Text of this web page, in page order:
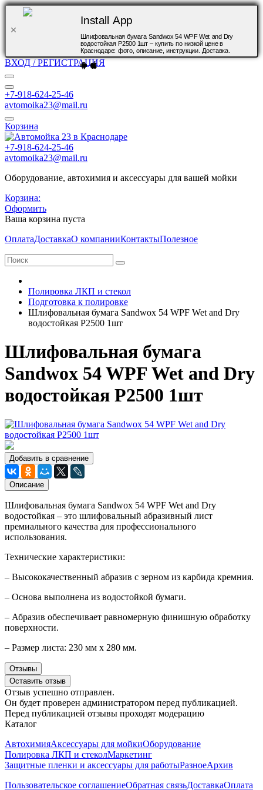
Install App
Шлифовальная бумага Sandwox 54 WPF Wet and Dry
водостойкая P2500 1шт – купить по низкой цене в
Краснодаре: фото, описание, инструкции. Доставка.
ВХОД / РЕГИСТРАЦИЯ
+7-918-624-25-46
avtomoika23@mail.ru
Корзина
+7-918-624-25-46
avtomoika23@mail.ru
Оборудование, автохимия и аксессуары для вашей мойки
Корзина:
Оформить
Ваша корзина пуста
ОплатаДоставкаО компанииКонтактыПолезное
Полировка ЛКП и стекол
Подготовка к полировке
Шлифовальная бумага Sandwox 54 WPF Wet and Dry
водостойкая P2500 1шт
Шлифовальная бумага
Sandwox 54 WPF Wet and Dry
водостойкая P2500 1шт
Добавить в сравнение
Описание
Шлифовальная бумага Sandwox 54 WPF Wet and Dry
водостойкая – это шлифовальный абразивный лист
премиального качества для профессионального
использования.
Технические характеристики:
– Высококачественный абразив с зерном из карбида кремния.
– Основа выполнена из водостойкой бумаги.
– Абразив обеспечивает равномерную финишную обработку
поверхности.
– Размер листа: 230 мм x 280 мм.
Отзывы
Оставить отзыв
Отзыв успешно отправлен.
Он будет проверен администратором перед публикацией.
Перед публикацией отзывы проходят модерацию
Каталог
АвтохимияАксессуары для мойкиОборудование
Полировка ЛКП и стеколМаркетинг
Защитные пленки и аксессуары для работыРазноеАрхив
Пользовательское соглашениеОбратная связьДоставкаОплата